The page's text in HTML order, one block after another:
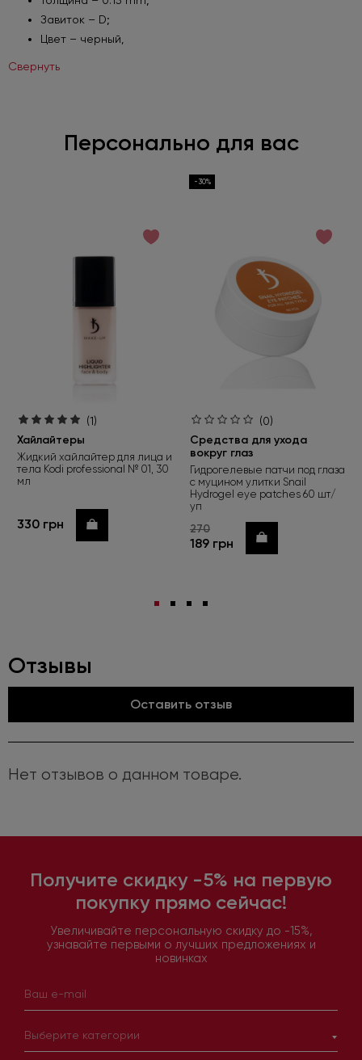
Завиток – D;
Цвет – черный,
Свернуть
Персонально для вас
(1)
Хайлайтеры
Жидкий хайлайтер для лица и
тела Kodi professional № 01, 30
мл
330 грн Купить
-30%
(0)
Средства для ухода
вокруг глаз
Гидрогелевые патчи под глаза
с муцином улитки Snail
Hydrogel eye patches 60 шт/
уп
270
189 грн Купить
Отзывы
Оставить отзыв
Нет отзывов о данном товаре.
Получите скидку -5% на первую
покупку прямо сейчас!
Увеличивайте персональную скидку до -15%,
узнавайте первыми о лучших предложениях и
новинках
Выберите категории